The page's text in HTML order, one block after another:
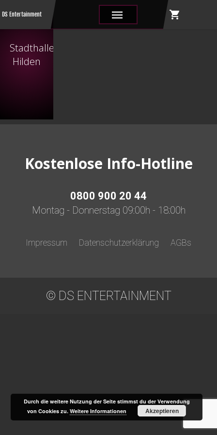
DS Entertainment ||| shopping_cart
Stadthalle
Hilden
Kostenlose Info-Hotline
0800 900 20 44
Montag - Donnerstag 09:00h - 18:00h
Impressum Datenschutzerklärung AGBs
© DS ENTERTAINMENT
Durch die weitere Nutzung der Seite stimmst du der Verwendung
von Cookies zu.Weitere Informationen Akzeptieren